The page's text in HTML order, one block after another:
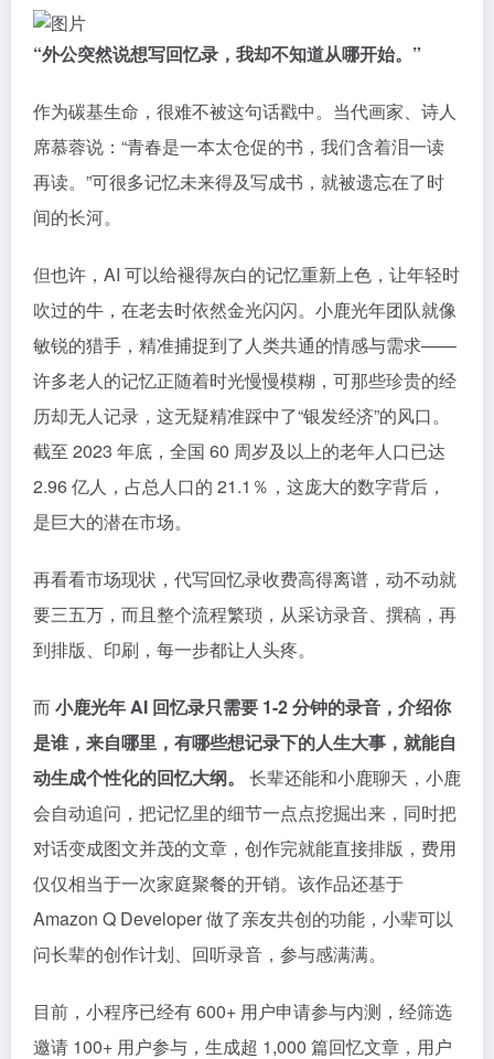
“外公突然说想写回忆录，我却不知道从哪开始。”
作为碳基生命，很难不被这句话戳中。当代画家、诗人
席慕蓉说：“青春是一本太仓促的书，我们含着泪一读
再读。”可很多记忆未来得及写成书，就被遗忘在了时
间的长河。
但也许，AI 可以给褪得灰白的记忆重新上色，让年轻时
吹过的牛，在老去时依然金光闪闪。小鹿光年团队就像
敏锐的猎手，精准捕捉到了人类共通的情感与需求——
许多老人的记忆正随着时光慢慢模糊，可那些珍贵的经
历却无人记录，这无疑精准踩中了“银发经济”的风口。
截至 2023 年底，全国 60 周岁及以上的老年人口已达
2.96 亿人，占总人口的 21.1％，这庞大的数字背后，
是巨大的潜在市场。
再看看市场现状，代写回忆录收费高得离谱，动不动就
要三五万，而且整个流程繁琐，从采访录音、撰稿，再
到排版、印刷，每一步都让人头疼。
而 小鹿光年 AI 回忆录只需要 1-2 分钟的录音，介绍你
是谁，来自哪里，有哪些想记录下的人生大事，就能自
动生成个性化的回忆大纲。
长辈还能和小鹿聊天，小鹿
会自动追问，把记忆里的细节一点点挖掘出来，同时把
对话变成图文并茂的文章，创作完就能直接排版，费用
仅仅相当于一次家庭聚餐的开销。该作品还基于
Amazon Q Developer 做了亲友共创的功能，小辈可以
问长辈的创作计划、回听录音，参与感满满。
目前，小程序已经有 600+ 用户申请参与内测，经筛选
邀请 100+ 用户参与，生成超 1,000 篇回忆文章，用户